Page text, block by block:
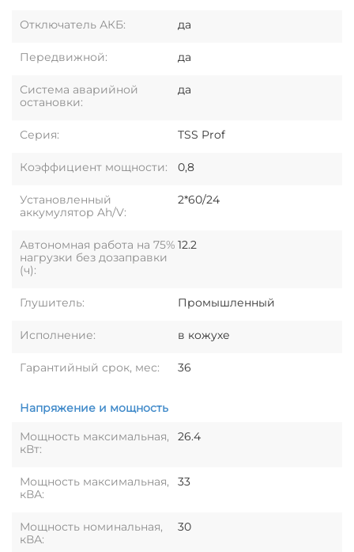
Отключатель АКБ: да
Передвижной: да
Система аварийной
остановки:
да
Серия: TSS Prof
Коэффициент мощности: 0,8
Установленный
аккумулятор Ah/V:
2*60/24
Автономная работа на 75%
нагрузки без дозаправки
(ч):
12.2
Глушитель: Промышленный
Исполнение: в кожухе
Гарантийный срок, мес: 36
Напряжение и мощность
Мощность максимальная,
кВт:
26.4
Мощность максимальная,
кВА:
33
Мощность номинальная,
кВА:
30